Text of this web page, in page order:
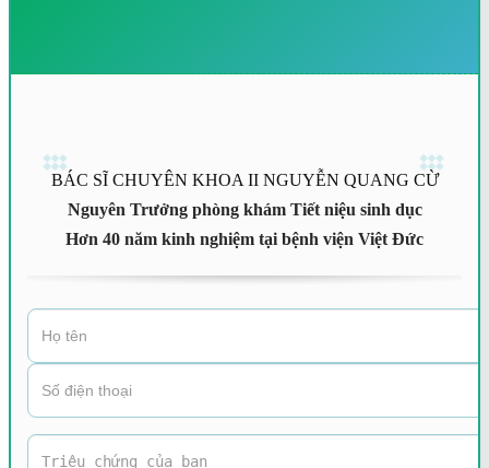
BÁC SĨ CHUYÊN KHOA II NGUYỄN QUANG CỪ
Nguyên Trưởng phòng khám Tiết niệu sinh dục
Hơn 40 năm kinh nghiệm tại bệnh viện Việt Đức